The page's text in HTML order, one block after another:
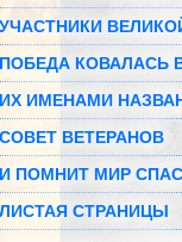
УЧАСТНИКИ
ПОБЕДА КОВАЛАСЬ
ИХ ИМЕНАМИ
СОВЕТ ВЕТЕРАНОВ
И ПОМНИТ МИР
ЛИСТАЯ СТРАНИЦЫ